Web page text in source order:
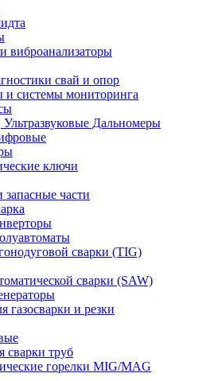
виброанализаторы
свай и опор
и системы мониторинга
Дальномеры
ключи
запасные части
сварки (TIG)
сварки (SAW)
газосварки и резки
сварки труб
горелки MIG/MAG